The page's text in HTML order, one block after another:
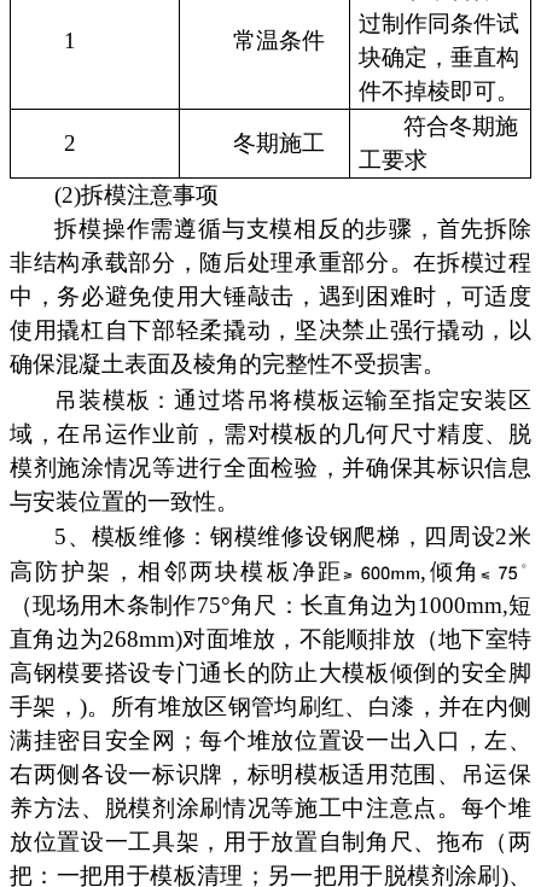
1 常温条件
过制作同条件试
块确定，垂直构
件不掉棱即可。
2 冬期施工
符合冬期施
工要求
(2)拆模注意事项
拆模操作需遵循与支模相反的步骤，首先拆除
非结构承载部分，随后处理承重部分。在拆模过程
中，务必避免使用大锤敲击，遇到困难时，可适度
使用撬杠自下部轻柔撬动，坚决禁止强行撬动，以
确保混凝土表面及棱角的完整性不受损害。
吊装模板：通过塔吊将模板运输至指定安装区
域，在吊运作业前，需对模板的几何尺寸精度、脱
模剂施涂情况等进行全面检验，并确保其标识信息
与安装位置的一致性。
5、模板维修：钢模维修设钢爬梯，四周设2米
高防护架，相邻两块模板净距
,倾角
（现场用木条制作75°角尺：长直角边为1000mm,短
直角边为268mm)对面堆放，不能顺排放（地下室特
高钢模要搭设专门通长的防止大模板倾倒的安全脚
手架，)。所有堆放区钢管均刷红、白漆，并在内侧
满挂密目安全网；每个堆放位置设一出入口，左、
右两侧各设一标识牌，标明模板适用范围、吊运保
养方法、脱模剂涂刷情况等施工中注意点。每个堆
放位置设一工具架，用于放置自制角尺、拖布（两
把：一把用于模板清理；另一把用于脱模剂涂刷)、